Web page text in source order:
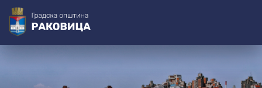
@=[3-0]=@@=[4-0]=@ @=[4-1]=@ @=[4-2]=@ @=[4-3]=@
@=[4-4]=@@=[4-5]=@